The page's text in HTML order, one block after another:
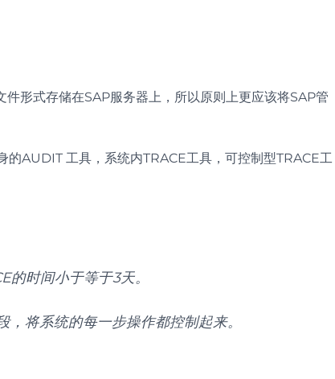
形式存储在SAP服务器上，所以原则上更应该将SAP管
AUDIT 工具，系统内TRACE工具，可控制型TRACE工
的时间小于等于3天。
将系统的每一步操作都控制起来。